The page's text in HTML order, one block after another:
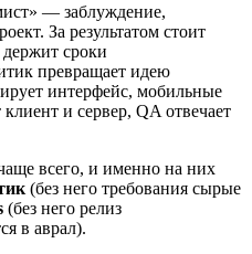
— заблуждение,
За результатом стоит
сроки
превращает идею
интерфейс, мобильные
и сервер, QA отвечает
всего, и именно на них
(без него требования сырые
(без него релиз
в аврал).